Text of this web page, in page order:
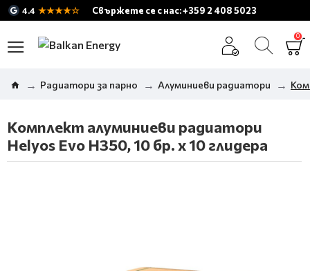
4.4 ★★★★☆ Свържете се с нас: +359 2 408 5023
0
Радиатори за парно Алуминиеви радиатори
Комплект алуминиеви радиатори
Helyos Evo H350, 10 бр. x 10 глидера